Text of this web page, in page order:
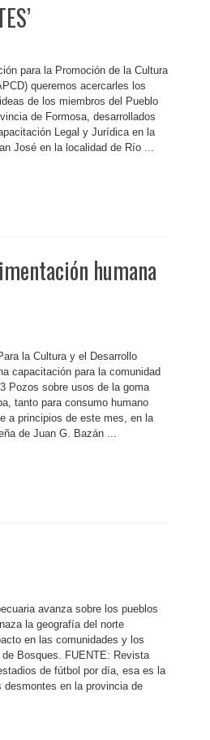
para la Promoción de la Cultura
queremos acercarles los
de los miembros del Pueblo
de Formosa, desarrollados
Legal y Jurídica en la
José en la localidad de Río ...
humana
la Cultura y el Desarrollo
capacitación para la comunidad
Pozos sobre usos de la goma
tanto para consumo humano
a principios de este mes, en la
de Juan G. Bazán ...
avanza sobre los pueblos
la geografía del norte
en las comunidades y los
Bosques. FUENTE: Revista
de fútbol por día, esa es la
desmontes en la provincia de